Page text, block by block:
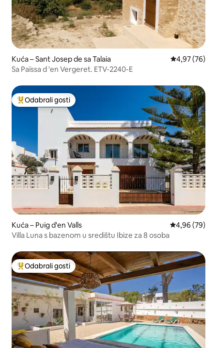
Kuća – Sant Josep de sa Talaia Prosječna
4,97 (76)
Sa Païssa d 'en Vergeret. ETV-2240-E
Među najviše rangiranima s oznakom „Odabrali gosti”
Odabrali gosti
Kuća – Puig d'en Valls Prosječna
4,96 (79)
Villa Luna s bazenom u središtu Ibize za 8 osoba
Među najviše rangiranima s oznakom „Odabrali gosti”
Odabrali gosti